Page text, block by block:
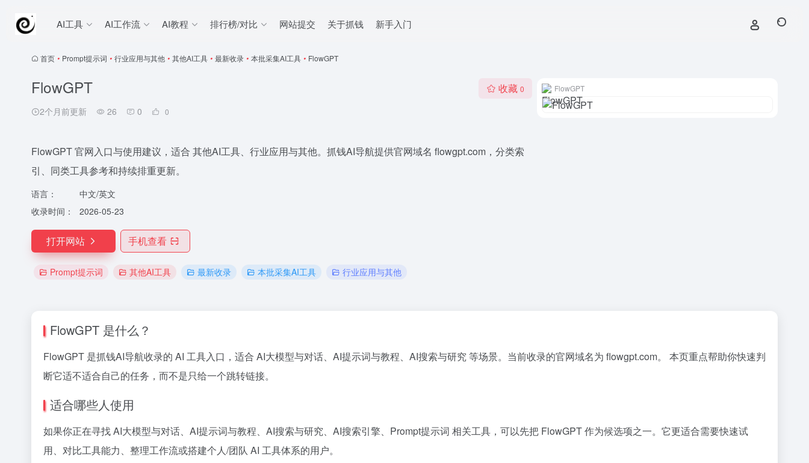
AI工具 AI工作流 AI教程 排行榜/对比 网站提交 关于抓钱 新手入门
首页 • Prompt提示词 • 行业应用与其他 • 其他AI工具 • 最新收录 • 本批采集AI工具 • FlowGPT
FlowGPT
2个月前更新 26 0 0
收藏 0
FlowGPT 官网入口与使用建议，适合 其他AI工具、行业应用与其他。抓钱AI导航提供官网域名 flowgpt.com，分类索
引、同类工具参考和持续排重更新。
语言：
中文/英文
收录时间：
2026-05-23
打开网站 手机查看
Prompt提示词 其他AI工具 最新收录 本批采集AI工具 行业应用与其他
FlowGPT
FlowGPT 是什么？
FlowGPT 是抓钱AI导航收录的 AI 工具入口，适合 AI大模型与对话、AI提示词与教程、AI搜索与研究 等场景。当前收录的官网域名为 flowgpt.com。 本页重点帮助你快速判
断它适不适合自己的任务，而不是只给一个跳转链接。
适合哪些人使用
如果你正在寻找 AI大模型与对话、AI提示词与教程、AI搜索与研究、AI搜索引擎、Prompt提示词 相关工具，可以先把 FlowGPT 作为候选项之一。它更适合需要快速试
用、对比工具能力、整理工作流或搭建个人/团队 AI 工具体系的用户。